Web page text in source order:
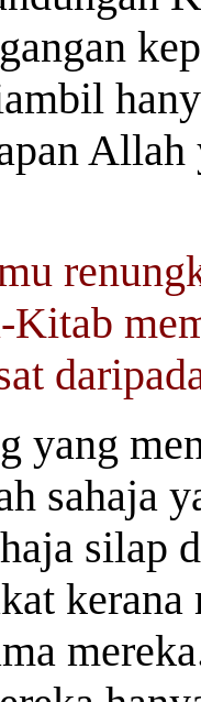
Kitab
yang
sahaja
silap